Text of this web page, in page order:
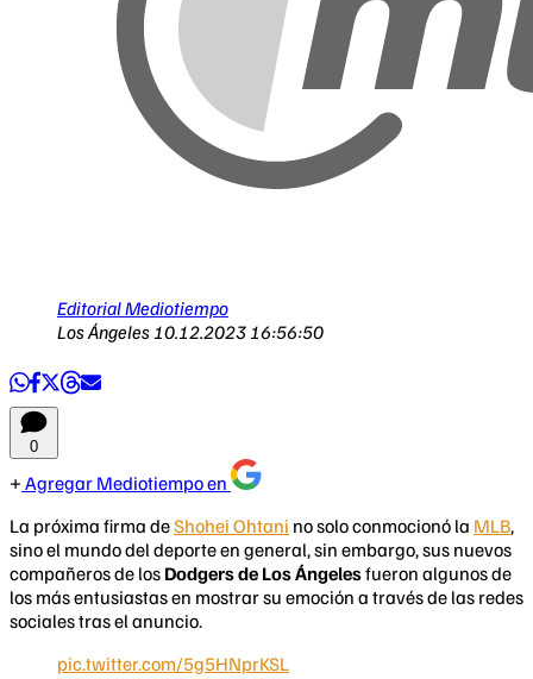
Editorial Mediotiempo
Los Ángeles 10.12.2023 16:56:50
0
Agregar Mediotiempo en
La próxima firma deShohei Ohtani no solo conmocionó la MLB,
sino el mundo del deporte en general, sin embargo, sus nuevos
compañeros de los Dodgers de Los Ángelesfueron algunos de
los más entusiastas en mostrar su emoción a través de las redes
sociales tras el anuncio.
pic.twitter.com/5g5HNprKSL